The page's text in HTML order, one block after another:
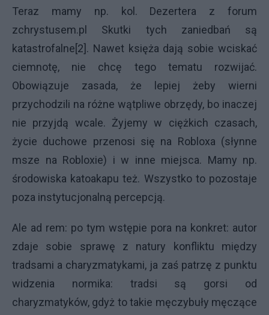
Teraz mamy np. kol. Dezertera z forum
zchrystusem.pl Skutki tych zaniedbań są
katastrofalne[2]. Nawet księża dają sobie wciskać
ciemnotę, nie chcę tego tematu rozwijać.
Obowiązuje zasada, że lepiej żeby wierni
przychodzili na różne wątpliwe obrzędy, bo inaczej
nie przyjdą wcale. Żyjemy w ciężkich czasach,
życie duchowe przenosi się na Robloxa (słynne
msze na Robloxie) i w inne miejsca. Mamy np.
środowiska katoakapu też. Wszystko to pozostaje
poza instytucjonalną percepcją.
Ale ad rem: po tym wstępie pora na konkret: autor
zdaje sobie sprawę z natury konfliktu między
tradsami a charyzmatykami, ja zaś patrzę z punktu
widzenia normika: tradsi są gorsi od
charyzmatyków, gdyż to takie męczybuły męczące